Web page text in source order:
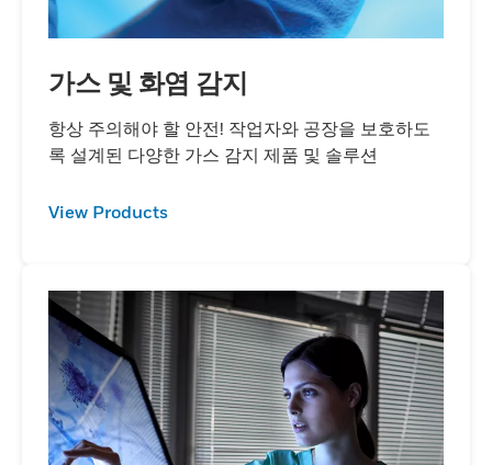
가스 및 화염 감지
항상 주의해야 할 안전! 작업자와 공장을 보호하도
록 설계된 다양한 가스 감지 제품 및 솔루션
View Products